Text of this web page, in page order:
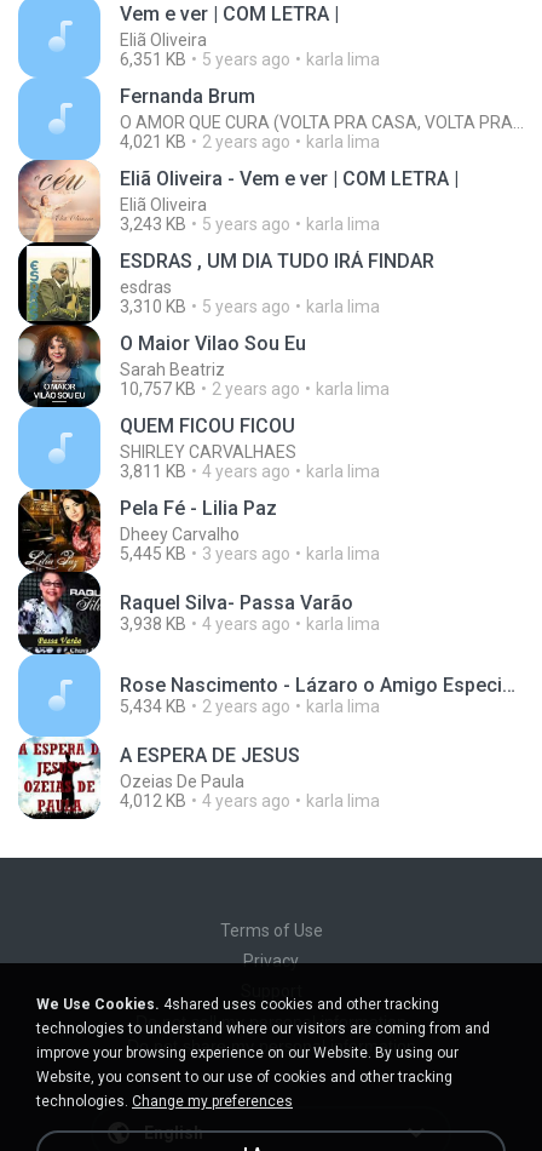
Vem e ver | COM LETRA |
Eliã Oliveira
6,351 KB
5 years ago karla lima
Fernanda Brum
4,021 KB
2 years ago karla lima
Eliã Oliveira - Vem e ver | COM LETRA |
Eliã Oliveira
3,243 KB
5 years ago karla lima
ESDRAS , UM DIA TUDO IRÁ FINDAR
esdras
3,310 KB
5 years ago karla lima
O Maior Vilao Sou Eu
Sarah Beatriz
10,757 KB
2 years ago karla lima
QUEM FICOU FICOU
SHIRLEY CARVALHAES
3,811 KB
4 years ago karla lima
Pela Fé - Lilia Paz
Dheey Carvalho
5,445 KB
3 years ago karla lima
Raquel Silva- Passa Varão
3,938 KB 4 years ago karla lima
Rose Nascimento - Lázaro o Amigo Especial (Pseudo Vídeo)
5,434 KB 2 years ago karla lima
A ESPERA DE JESUS
Ozeias De Paula
4,012 KB
4 years ago karla lima
Terms of Use
Privacy
Do not sell my personal information
Do not share my personal information
English
We Use Cookies. 4shared uses cookies and other tracking
technologies to understand where our visitors are coming from and
improve your browsing experience on our Website. By using our
Website, you consent to our use of cookies and other tracking
technologies. Change my preferences